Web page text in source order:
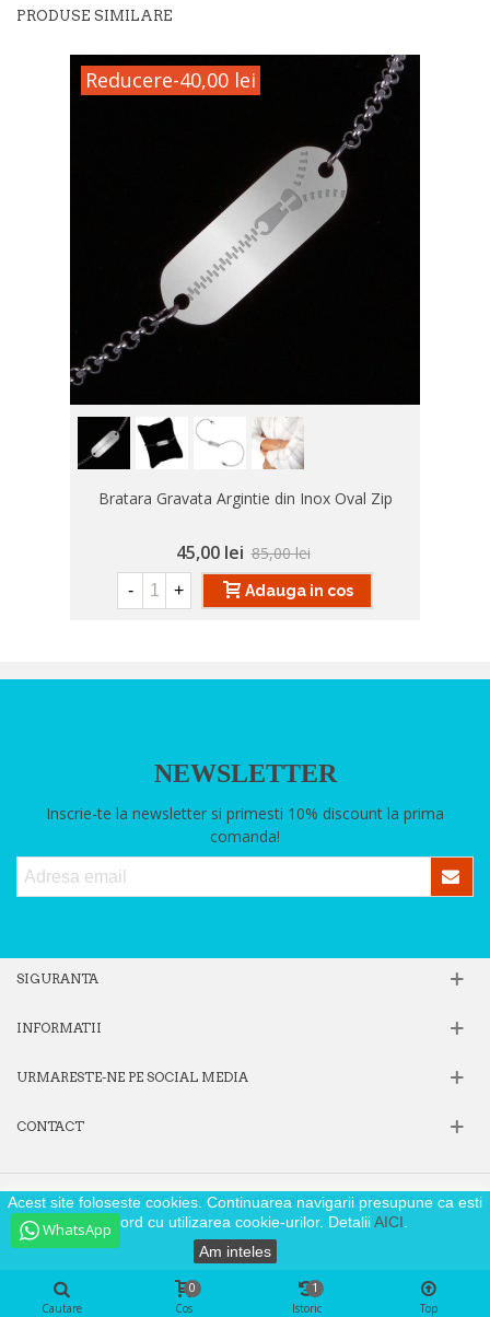
WhatsApp
PRODUSE SIMILARE
Reducere-40,00 lei
Bratara Gravata Argintie din Inox Oval Zip
45,00 lei 85,00 lei
- + Adauga in cos
NEWSLETTER
Inscrie-te la newsletter si primesti 10% discount la prima
comanda!
SIGURANTA
INFORMATII
URMARESTE-NE PE SOCIAL MEDIA
CONTACT
Acest site foloseste cookies. Continuarea navigarii presupune ca esti
de acord cu utilizarea cookie-urilor. DetaliiAICI
Am inteles
Website operat de Fox Society SRL, Cod Fiscal 39605806, Reg. Com.
J40/9871/2018
Cautare Cos
0
Istoric
1
Top